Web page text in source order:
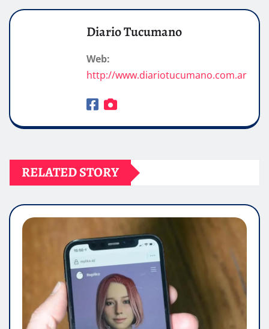
Diario Tucumano
Web:
http://www.diariotucumano.com.ar
RELATED STORY